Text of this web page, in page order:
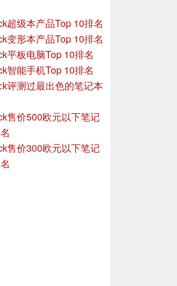
超级本产品Top 10排名
变形本产品Top 10排名
平板电脑Top 10排名
智能手机Top 10排名
评测过最出色的笔记本
售价500欧元以下笔记
售价300欧元以下笔记